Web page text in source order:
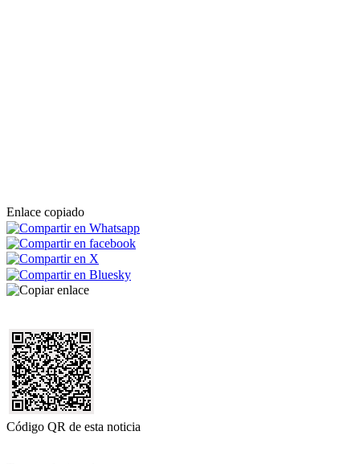
Enlace copiado
Código QR de esta noticia